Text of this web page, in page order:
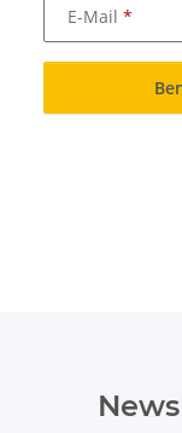
E-Mail